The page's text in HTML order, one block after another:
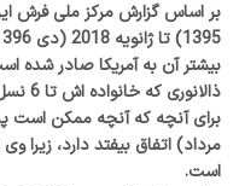
بیشتر آن به آمریکا صادر شده
مرداد) اتفاق بیفتد دارد، زیرا
است.